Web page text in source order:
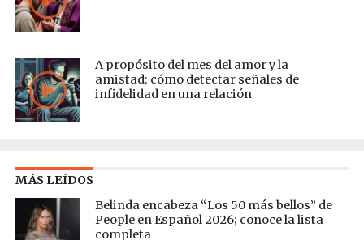
A propósito del mes del amor y la
amistad: cómo detectar señales de
infidelidad en una relación
MÁS LEÍDOS
Belinda encabeza “Los 50 más bellos” de
People en Español 2026; conoce la lista
completa